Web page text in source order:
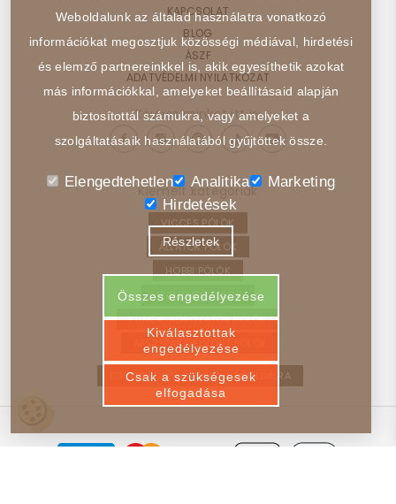
KAPCSOLAT
BLOG
ÁSZF
ADATVÉDELMI NYILATKOZAT
Kövess minket itt is:
Kiemelt kategóriák
VICCES PÓLÓK
ÁLLATOK PÓLÓK
HOBBI PÓLÓK
JÁRMŰVEK PÓLÓK
FILMEK, SOROZATOK PÓLÓK
ABSZTRAKT, ELVONT PÓLÓK
EGYEDI PÓLÓ – VISSZA A FŐOLDALRA
Weboldalunk az általad használatra vonatkozó
információkat megosztjuk közösségi médiával, hirdetési
és elemző partnereinkkel is, akik egyesíthetik azokat
más információkkal, amelyeket beállításaid alapján
biztosítottál számukra, vagy amelyeket a
szolgáltatásaik használatából gyűjtöttek össze.
Elengedtehetlen Analitika
Marketing
Hirdetések
Részletek
Összes engedélyezése
Kiválasztottak
engedélyezése
Csak a szükségesek
elfogadása